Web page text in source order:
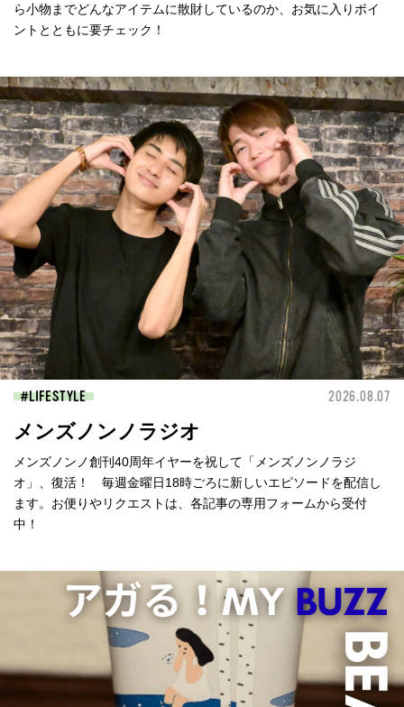
ら小物までどんなアイテムに散財しているのか、お気に入りポイ
ントとともに要チェック！
LIFESTYLE 2026.08.07
メンズノンノラジオ
メンズノンノ創刊40周年イヤーを祝して「メンズノンノラジ
オ」、復活！ 毎週金曜日18時ごろに新しいエピソードを配信し
ます。お便りやリクエストは、各記事の専用フォームから受付
中！